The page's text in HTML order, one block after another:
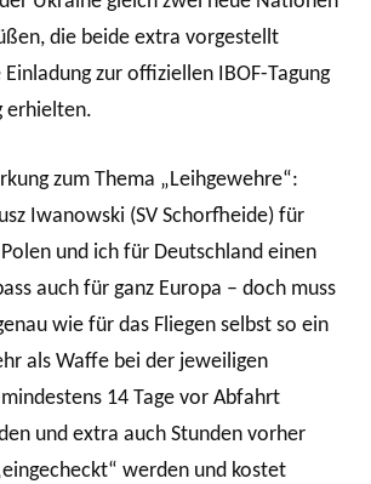
die beide extra vorgestellt
zur offiziellen IBOF-Tagung
erhielten.
zum Thema „Leihgewehre“:
Iwanowski (SV Schorfheide) für
und ich für Deutschland einen
auch für ganz Europa – doch muss
wie für das Fliegen selbst so ein
als Waffe bei der jeweiligen
14 Tage vor Abfahrt
und extra auch Stunden vorher
werden und kostet